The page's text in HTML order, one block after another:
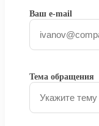
Ваш e-mail
Тема обращения